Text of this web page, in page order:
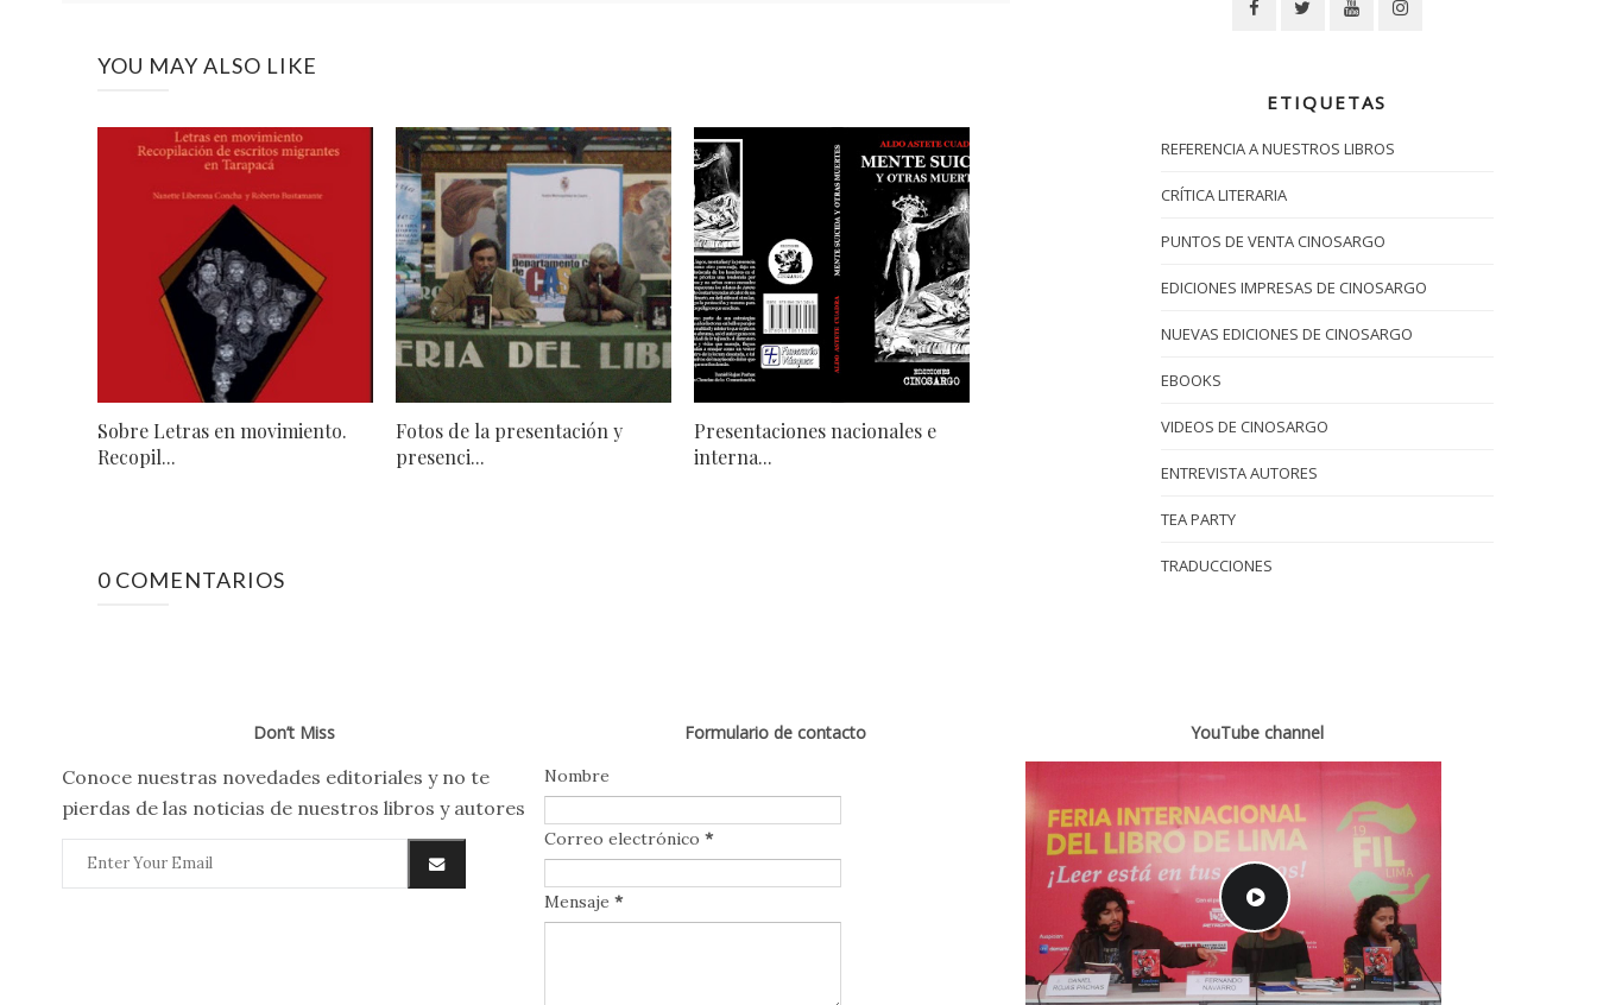
YOU MAY ALSO LIKE
Sobre Letras en movimiento.
Recopil...
Fotos de la presentación y
presenci...
Presentaciones nacionales e
interna...
0 COMENTARIOS
ETIQUETAS
REFERENCIA A NUESTROS LIBROS
CRÍTICA LITERARIA
PUNTOS DE VENTA CINOSARGO
EDICIONES IMPRESAS DE CINOSARGO
NUEVAS EDICIONES DE CINOSARGO
EBOOKS
VIDEOS DE CINOSARGO
ENTREVISTA AUTORES
TEA PARTY
TRADUCCIONES
Don’t Miss
Conoce nuestras novedades editoriales y no te
pierdas de las noticias de nuestros libros y autores
Formulario de contacto
Nombre
Correo electrónico *
Mensaje *
YouTube channel